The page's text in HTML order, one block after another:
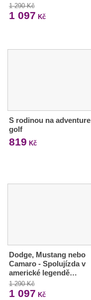
1 290 Kč
1 097 Kč
S rodinou na adventure
golf
819 Kč
Dodge, Mustang nebo
Camaro - Spolujízda v
americké legendě…
1 290 Kč
1 097 Kč